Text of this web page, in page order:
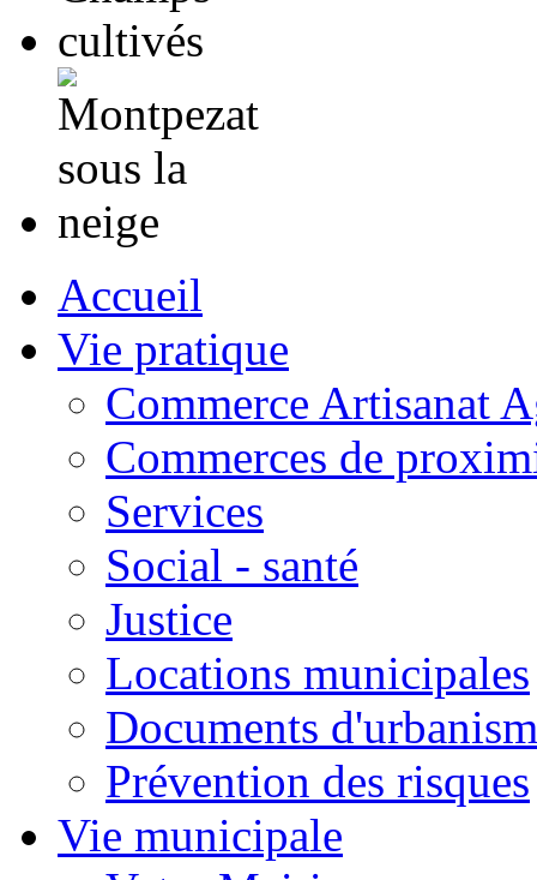
Accueil
Vie pratique
Commerce Artisanat
Commerces de
Services
Social - santé
Justice
Locations municipales
Documents
Prévention des risques
Vie municipale